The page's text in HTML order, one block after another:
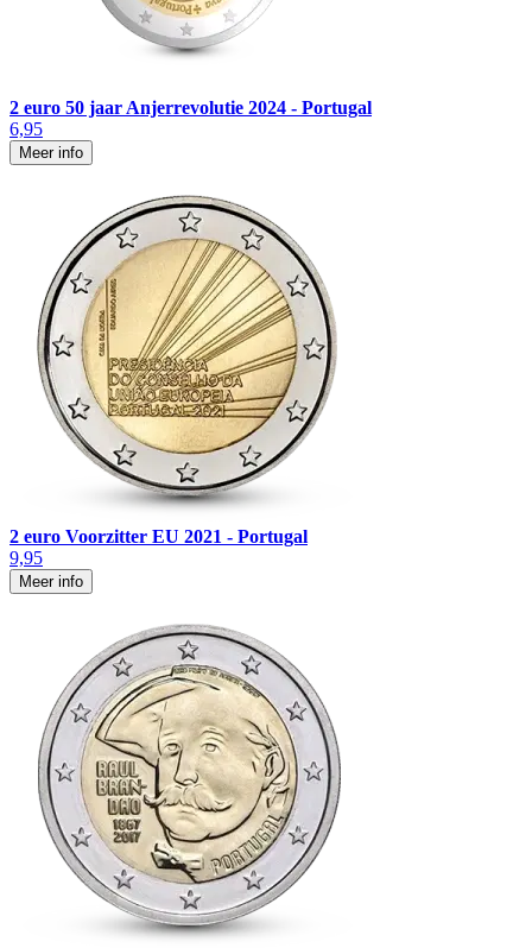
2 euro 50 jaar Anjerrevolutie 2024 - Portugal
6,95
Meer info
2 euro Voorzitter EU 2021 - Portugal
9,95
Meer info